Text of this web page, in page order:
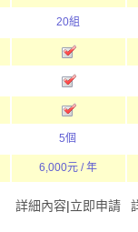
20組
5個
6,000元 / 年
詳細內容|立即申請